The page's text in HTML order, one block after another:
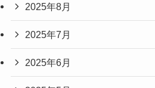
2025年8月
2025年7月
2025年6月